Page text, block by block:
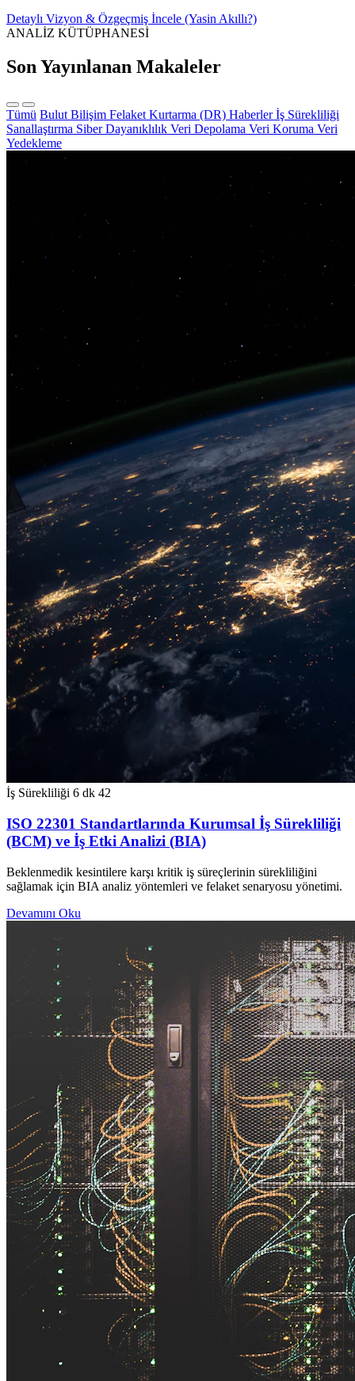
Detaylı Vizyon & Özgeçmiş İncele (Yasin Akıllı?)
ANALİZ KÜTÜPHANESİ
Son Yayınlanan Makaleler
Tümü Bulut Bilişim Felaket Kurtarma (DR) Haberlerİş Sürekliliği
Sanallaştırma Siber Dayanıklılık Veri Depolama Veri Koruma Veri
Yedekleme
İş Sürekliliği 6 dk 42
ISO 22301 Standartlarında Kurumsal İş Sürekliliği
(BCM) ve İş Etki Analizi (BIA)
Beklenmedik kesintilere karşı kritik iş süreçlerinin sürekliliğini
sağlamak için BIA analiz yöntemleri ve felaket senaryosu yönetimi.
Devamını Oku